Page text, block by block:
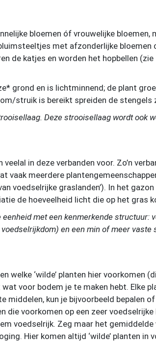
bloemen óf vrouwelijke bloemen,
met afzonderlijke bloemen
de katjes en worden het hopbellen
grond en is lichtminnend; de plant
struik is bereikt spreiden de stengels
Deze strooisellaag wordt ook
in deze verbanden voor. Zo’n
vaak meerdere
voedselrijke graslanden’). In het
de hoeveelheid licht die op het gras
met een kenmerkende structuur:
en een min of meer
welke ‘wilde’ planten hier voorkomen
voor bodem je te maken hebt. Elke
middelen, kun je bijvoorbeeld bepalen
die voorkomen op een zeer
voedselrijk. Zeg maar het gemiddelde
Hier komen altijd ‘wilde’ planten in